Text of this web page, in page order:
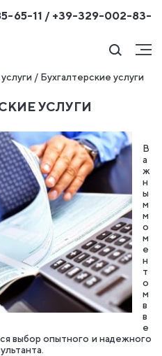
65-11 / +39-329-002-83-
/ Бухгалтерские услуги
УСЛУГИ
В
а
ж
н
ы
м
м
о
м
е
н
т
о
м
в
в
е
выбор опытного и надежного